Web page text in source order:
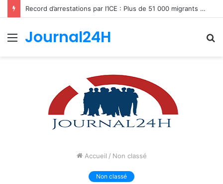
Record d’arrestations par l’ICE : Plus de 51 000 migrants interpellés en un mois aux États-Unis
Menu
Journal24H
Accueil / Non classé
Non classé